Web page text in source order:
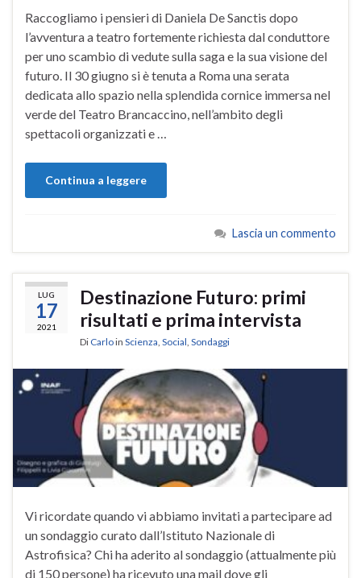
Raccogliamo i pensieri di Daniela De Sanctis dopo
l’avventura a teatro fortemente richiesta dal conduttore
per uno scambio di vedute sulla saga e la sua visione del
futuro. Il 30 giugno si è tenuta a Roma una serata
dedicata allo spazio nella splendida cornice immersa nel
verde del Teatro Brancaccino, nell’ambito degli
spettacoli organizzati e …
Continua a leggere
Lascia un commento
LUG
17
2021
Destinazione Futuro: primi
risultati e prima intervista
Di Carloin Scienza Social Sondaggi
Vi ricordate quando vi abbiamo invitati a partecipare ad
un sondaggio curato dall’Istituto Nazionale di
Astrofisica? Chi ha aderito al sondaggio (attualmente più
di 150 persone) ha ricevuto una mail dove gli